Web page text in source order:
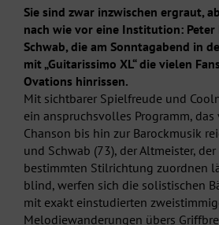
Sie sind zwar inzwischen ergraut,
nach wie vor eine Institution: Peter
Schwab, die am Sonntagabend in
mit „Guitarissimo XL“ die vielen
Ovations hinrissen.
Mit sichtbarer Spielfreude und
ein anspruchsvolles Programm, das
Chanson bis hin zur Barockmusik
und Schwab (73), der Altmeister,
bestimmten Stilrichtung zuordnen
blind, werfen sich die solistischen
mit exakt einstudierten
Melodiewanderungen übers